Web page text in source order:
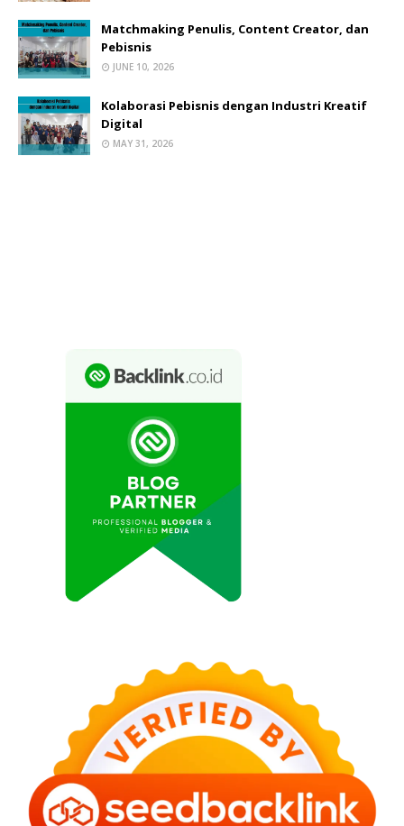
Matchmaking Penulis, Content Creator, dan
Pebisnis
JUNE 10, 2026
Kolaborasi Pebisnis dengan Industri Kreatif
Digital
MAY 31, 2026